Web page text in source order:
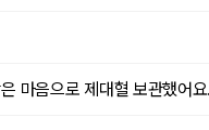
마음으로 제대혈 보관했어요.